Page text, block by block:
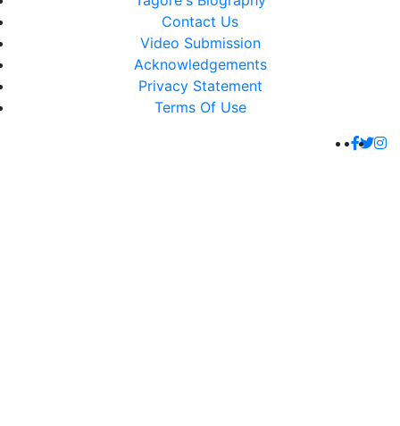
Contact Us
Video Submission
Acknowledgements
Privacy Statement
Terms Of Use